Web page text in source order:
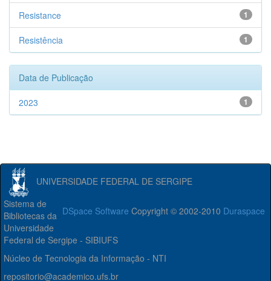
1
Resistance
1
Resistência
Data de Publicação
1
2023
UNIVERSIDADE FEDERAL DE SERGIPE
DSpace Software Copyright © 2002-2010 Duraspace
Sistema de
Bibliotecas da
Universidade
Federal de Sergipe - SIBIUFS
Núcleo de Tecnologia da Informação - NTI
repositorio@academico.ufs.br